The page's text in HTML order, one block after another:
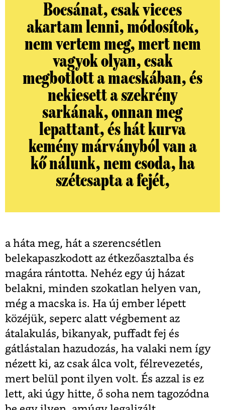
Bocsánat, csak vicces
akartam lenni, módosítok,
nem vertem meg, mert nem
vagyok olyan, csak
megbotlott a macskában, és
nekiesett a szekrény
sarkának, onnan meg
lepattant, és hát kurva
kemény márványból van a
kő nálunk, nem csoda, ha
szétcsapta a fejét,
a háta meg, hát a szerencsétlen
belekapaszkodott az étkezőasztalba és
magára rántotta. Nehéz egy új házat
belakni, minden szokatlan helyen van,
még a macska is. Ha új ember lépett
közéjük, seperc alatt végbement az
átalakulás, bikanyak, puffadt fej és
gátlástalan hazudozás, ha valaki nem így
nézett ki, az csak álca volt, félrevezetés,
mert belül pont ilyen volt. És azzal is ez
lett, aki úgy hitte, ő soha nem tagozódna